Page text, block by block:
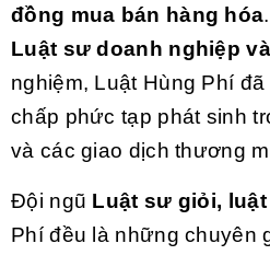
đồng mua bán hàng hóa
Luật sư doanh nghiệp
nghiệm, Luật Hùng Phí
chấp phức tạp phát sinh
và các giao dịch thương
Đội ngũ Luật sư giỏi,
Phí đều là những chuyên